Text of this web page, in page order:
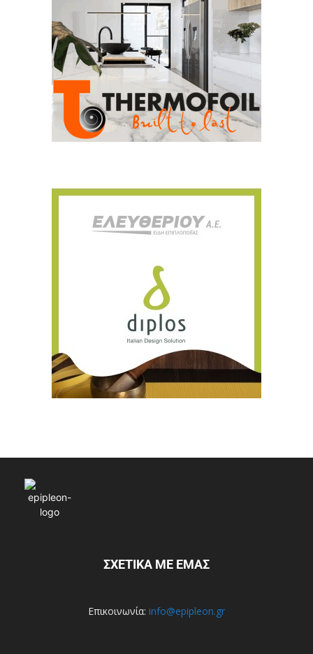
ΣΧΕΤΙΚΑ ΜΕ ΕΜΑΣ
Επικοινωνία: info@epipleon.gr